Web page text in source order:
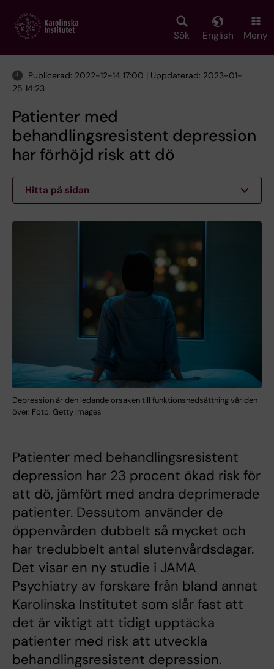
main
Sök English Meny
Publicerad: 2022-12-14 17:00 | Uppdaterad: 2023-01-
25 14:23
Patienter med
behandlingsresistent depression
har förhöjd risk att dö
Hitta på sidan
Depression är den ledande orsaken till funktionsnedsättning världen
över. Foto: Getty Images
Patienter med behandlingsresistent
depression har 23 procent ökad risk för
att dö, jämfört med andra deprimerade
patienter. Dessutom använder de
öppenvården dubbelt så mycket och
har tredubbelt antal slutenvårdsdagar.
Det visar en ny studie i JAMA
Psychiatry av forskare från bland annat
Karolinska Institutet som slår fast att
det är viktigt att tidigt upptäcka
patienter med risk att utveckla
behandlingsresistent depression.